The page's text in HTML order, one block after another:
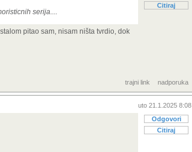
Citiraj
serija....
pitao sam, nisam ništa tvrdio, dok
trajni link nadporuka
uto 21.1.2025 8:08
Odgovori
Citiraj